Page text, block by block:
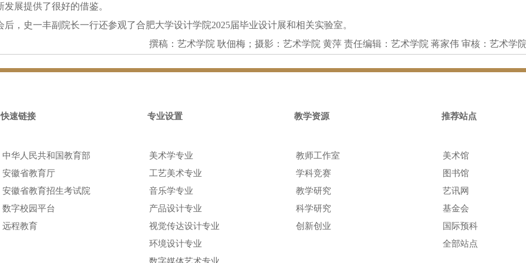
发展提供了很好的借鉴。
后，史一丰副院长一行还参观了合肥大学设计学院2025届毕业设计展和相关实验室。
撰稿：艺术学院 耿佃梅；摄影：艺术学院 黄萍 责任编辑：艺术学院 蒋家伟 审核：艺术学
快速链接
中华人民共和国教育部
安徽省教育厅
安徽省教育招生考试院
数字校园平台
远程教育
专业设置
美术学专业
工艺美术专业
音乐学专业
产品设计专业
视觉传达设计专业
环境设计专业
教学资源
教师工作室
学科竞赛
教学研究
科学研究
创新创业
推荐站点
美术馆
图书馆
艺讯网
基金会
国际预科
全部站点